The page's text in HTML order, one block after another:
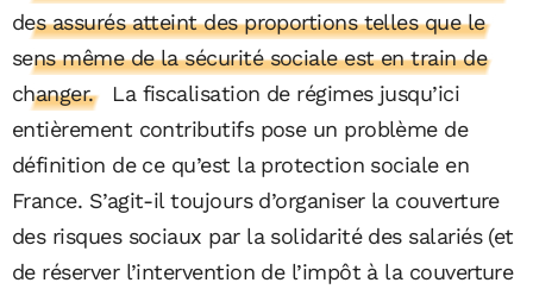
des assurés atteint des proportions telles que le
sens même de la sécurité sociale est en train de
changer.
La fiscalisation de régimes jusqu’ici
entièrement contributifs pose un problème de
définition de ce qu’est la protection sociale en
France. S’agit-il toujours d’organiser la couverture
des risques sociaux par la solidarité des salariés (et
de réserver l’intervention de l’impôt à la couverture